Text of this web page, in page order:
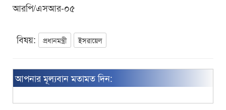
আরপি/এসআর-০৫
বিষয়: প্রধানমন্ত্রী ইসরায়েল
আপনার মূল্যবান মতামত দিন: